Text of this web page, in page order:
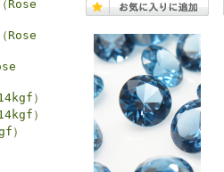
Rose
Rose
）
）
）